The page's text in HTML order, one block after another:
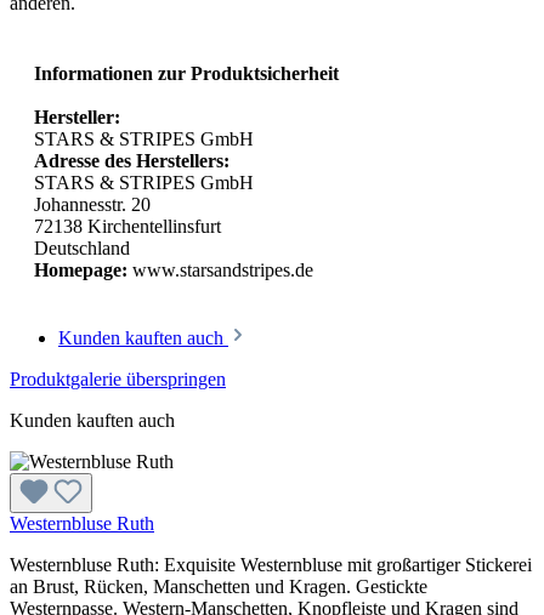
Informationen zur Produktsicherheit
Hersteller:
STARS & STRIPES GmbH
Adresse des Herstellers:
STARS & STRIPES GmbH
Johannesstr. 20
72138 Kirchentellinsfurt
Deutschland
Homepage: www.starsandstripes.de
Kunden kauften auch
Produktgalerie überspringen
Kunden kauften auch
Westernbluse Ruth
Westernbluse Ruth: Exquisite Westernbluse mit großartiger Stickerei
an Brust, Rücken, Manschetten und Kragen. Gestickte
Westernpasse. Western-Manschetten, Knopfleiste und Kragen sind